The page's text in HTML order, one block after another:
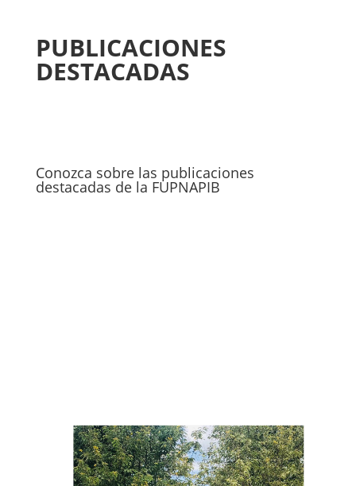
PUBLICACIONES
DESTACADAS
Conozca sobre las publicaciones
destacadas de la FUPNAPIB